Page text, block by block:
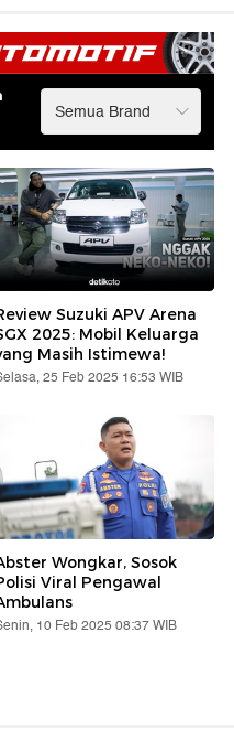
Suzuki APV Arena
2025: Mobil Keluarga
Masih Istimewa!
25 Feb 2025 16:53 WIB
Wongkar, Sosok
Viral Pengawal
10 Feb 2025 08:37 WIB